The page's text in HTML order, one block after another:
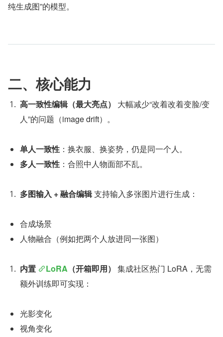
纯生成图”的模型。
二、核心能力
高一致性编辑（最大亮点）
大幅减少“改着改着变脸/变
人”的问题（image drift）。
单人一致性 ：换衣服、换姿势，仍是同一个人。
多人一致性 ：合照中人物面部不乱。
多图输入 + 融合编辑 支持输入多张图片进行生成：
合成场景
人物融合（例如把两个人放进同一张图）
内置 LoRA （开箱即用） 集成社区热门 LoRA，无需
额外训练即可实现：
光影变化
视角变化